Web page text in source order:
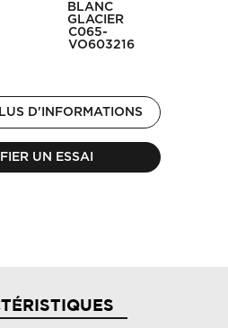
BLANC
GLACIER
C065-
VO603216
D'INFORMATIONS
UN ESSAI